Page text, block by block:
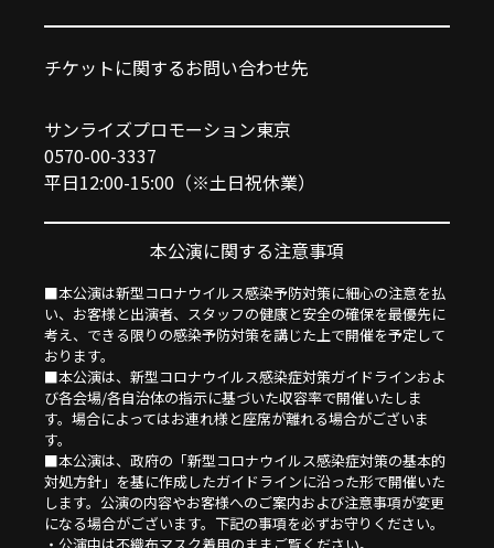
チケットに関するお問い合わせ先
サンライズプロモーション東京
0570-00-3337
平日12:00-15:00（※土日祝休業）
本公演に関する注意事項
■本公演は新型コロナウイルス感染予防対策に細心の注意を払
い、お客様と出演者、スタッフの健康と安全の確保を最優先に
考え、できる限りの感染予防対策を講じた上で開催を予定して
おります。
■本公演は、新型コロナウイルス感染症対策ガイドラインおよ
び各会場/各自治体の指示に基づいた収容率で開催いたしま
す。場合によってはお連れ様と座席が離れる場合がございま
す。
■本公演は、政府の「新型コロナウイルス感染症対策の基本的
対処方針」を基に作成したガイドラインに沿った形で開催いた
します。公演の内容やお客様へのご案内および注意事項が変更
になる場合がございます。下記の事項を必ずお守りください。